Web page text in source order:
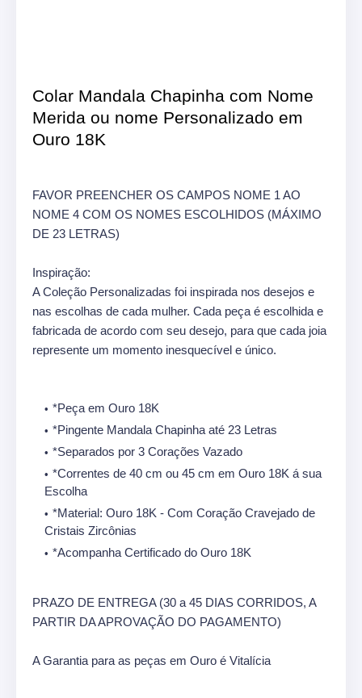
Colar Mandala Chapinha com Nome
Merida ou nome Personalizado em
Ouro 18K
FAVOR PREENCHER OS CAMPOS NOME 1 AO
NOME 4 COM OS NOMES ESCOLHIDOS (MÁXIMO
DE 23 LETRAS)
Inspiração:
A Coleção Personalizadas foi inspirada nos desejos e
nas escolhas de cada mulher. Cada peça é escolhida e
fabricada de acordo com seu desejo, para que cada joia
represente um momento inesquecível e único.
*Peça em Ouro 18K
*Pingente Mandala Chapinha até 23 Letras
*Separados por 3 Corações Vazado
*Correntes de 40 cm ou 45 cm em Ouro 18K á sua
Escolha
*Material: Ouro 18K - Com Coração Cravejado de
Cristais Zircônias
*Acompanha Certificado do Ouro 18K
PRAZO DE ENTREGA (30 a 45 DIAS CORRIDOS, A
PARTIR DA APROVAÇÃO DO PAGAMENTO)
A Garantia para as peças em Ouro é Vitalícia